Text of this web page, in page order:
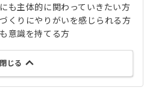
も主体的に関わっていきたい方
くりにやりがいを感じられる方
意識を持てる方
閉じる